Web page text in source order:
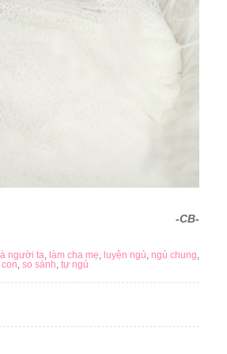
-CB-
người ta, làm cha mẹ, luyện ngủ, ngủ chung,
, so sánh, tự ngủ